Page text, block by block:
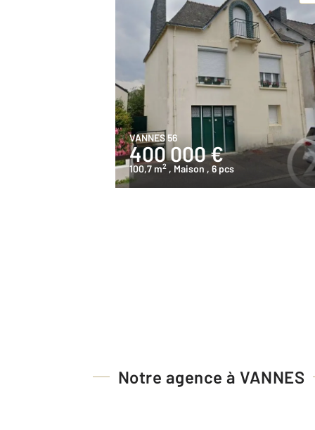
VANNES 56
400 000 €
100,7 m2 , Maison , 6 pcs
Notre agence à VANNES